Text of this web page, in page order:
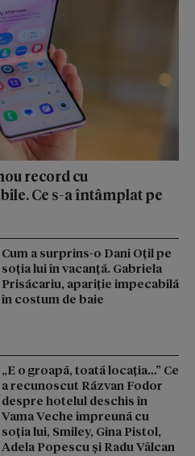
record cu
Ce s-a întâmplat pe
Cum a surprins-o Dani Oțil pe
soția lui în vacanță. Gabriela
Prisăcariu, apariție impecabilă
în costum de baie
„E o groapă, toată locația…” Ce
a recunoscut Răzvan Fodor
despre hotelul deschis în
Vama Veche împreună cu
soția lui, Smiley, Gina Pistol,
Adela Popescu și Radu Vâlcan